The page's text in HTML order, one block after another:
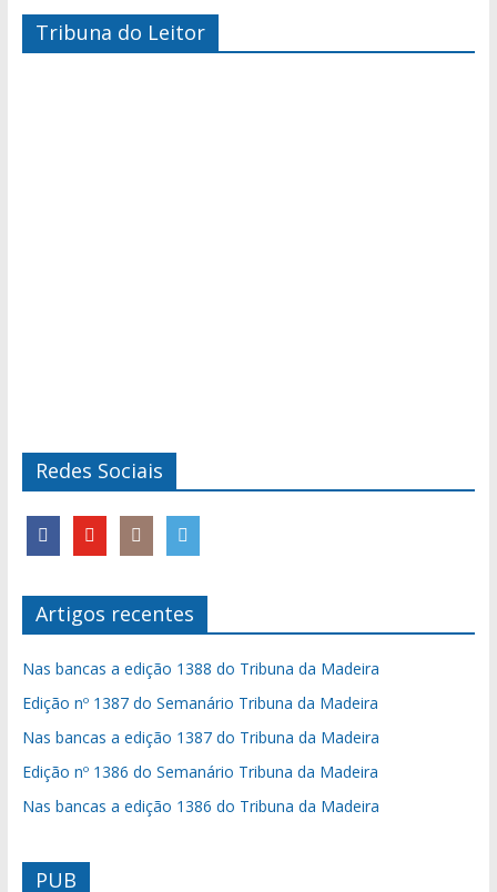
Tribuna do Leitor
Redes Sociais
Artigos recentes
Nas bancas a edição 1388 do Tribuna da Madeira
Edição nº 1387 do Semanário Tribuna da Madeira
Nas bancas a edição 1387 do Tribuna da Madeira
Edição nº 1386 do Semanário Tribuna da Madeira
Nas bancas a edição 1386 do Tribuna da Madeira
PUB